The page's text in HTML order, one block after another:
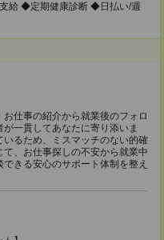
給 ◆定期健康診断 ◆日払い/週
お仕事の紹介から就業後のフォロ
一貫してあなたに寄り添いま
るため、ミスマッチのない的確
、お仕事探しの不安から就業中
きる安心のサポート体制を整え